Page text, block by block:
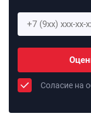
Соласие на